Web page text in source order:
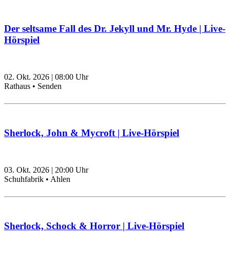
Der seltsame Fall des Dr. Jekyll und Mr. Hyde | Live-
Hörspiel
02. Okt. 2026 | 08:00 Uhr
Rathaus • Senden
Sherlock, John & Mycroft | Live-Hörspiel
03. Okt. 2026 | 20:00 Uhr
Schuhfabrik • Ahlen
Sherlock, Schock & Horror | Live-Hörspiel